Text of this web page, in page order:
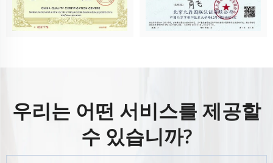
우리는 어떤 서비스를 제공할
수 있습니까?